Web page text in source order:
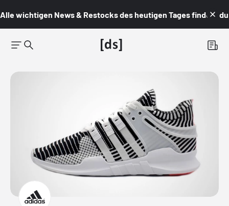
Alle wichtigen News & Restocks des heutigen Tages findest du